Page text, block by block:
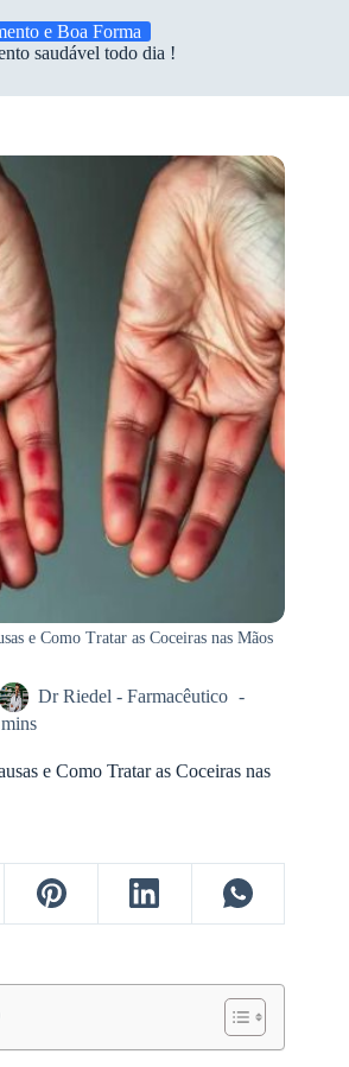
e Boa Forma
saudável todo dia !
e Como Tratar as Coceiras nas Mãos
Dr Riedel - Farmacêutico
e Como Tratar as Coceiras nas